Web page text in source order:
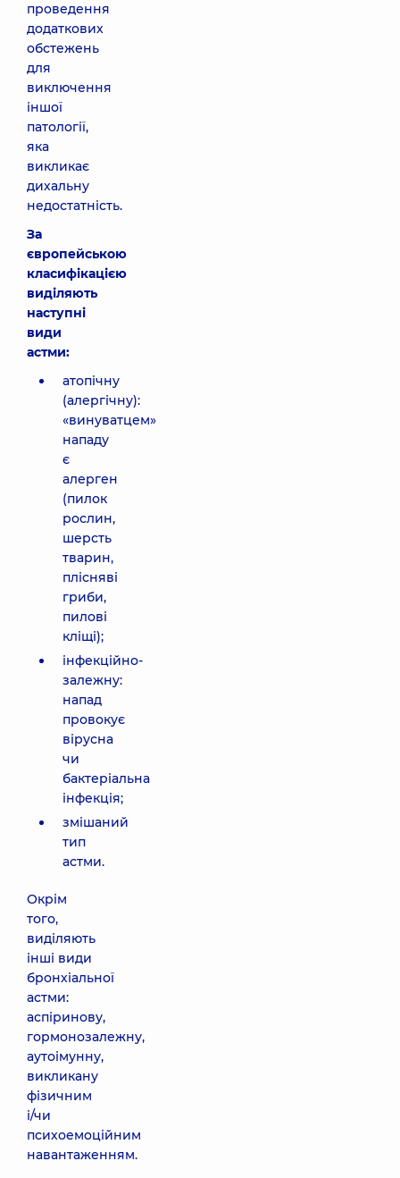
проведення
додаткових
обстежень
для
виключення
іншої
патології,
яка
викликає
дихальну
недостатність.
За
європейською
класифікацією
виділяють
наступні
види
астми:
атопічну
(алергічну):
«винуватцем»
нападу
є
алерген
(пилок
рослин,
шерсть
тварин,
плісняві
гриби,
пилові
кліщі);
інфекційно-
залежну:
напад
провокує
вірусна
чи
бактеріальна
інфекція;
змішаний
тип
астми.
Окрім
того,
виділяють
інші види
бронхіальної
астми:
аспіринову,
гормонозалежну,
аутоімунну,
викликану
фізичним
і/чи
психоемоційним
навантаженням.